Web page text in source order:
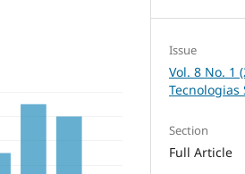
Issue
Vol. 8 No. 1
Tecnologias
Section
Full Article